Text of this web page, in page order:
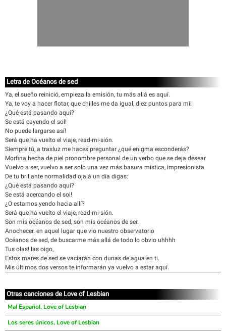
Letra de Océanos de sed
Ya, el sueño reinició, empieza la emisión, tu más allá es aquí.
Ya, te voy a hacer flotar, que chilles me da igual, diez puntos para mí!
¿Qué está pasando aquí?
Se está cayendo el sol!
No puede largarse así!
Será que ha vuelto el viaje, read-mi-sión.
Siempre tú, a trasluz me haces preguntar ¿qué enigma esconderás?
Morfina hecha de piel pronombre personal de un verbo que se deja desear
Vuelvo a ser, vuelvo a ser solo una vez más basura mística, impresionista
De tu brillante normalidad ojalá un día digas:
¿Qué está pasando aquí?
Se está acercando el sol!
¿O estamos yendo hacia allí?
Será que ha vuelto el viaje, read-mi-sión.
Son mis océanos de sed, son mis océanos de ser.
Anochecer. en aquel lugar que vio nuestro observatorio
Océanos de sed, de buscarme más allá de todo lo obvio uhhhh
Tus olas! las oigo,
Estos mares de sed se vaciarán con dunas de agua en ti.
Mis últimos dos versos te informarán ya vuelvo a estar aquí.
Otras canciones de Love of Lesbian
Mal Español, Love of Lesbian
Los seres únicos, Love of Lesbian